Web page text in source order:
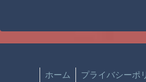
ホーム プライバシーポ